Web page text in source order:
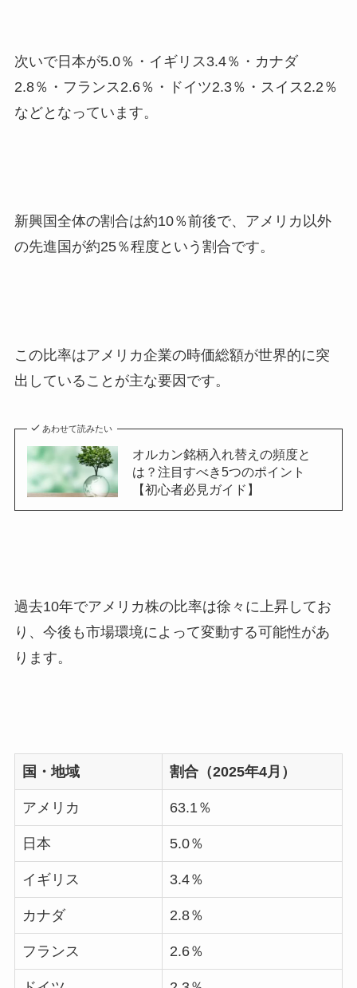
次いで日本が5.0％・イギリス3.4％・カナダ
2.8％・フランス2.6％・ドイツ2.3％・スイス2.2％
などとなっています。
新興国全体の割合は約10％前後で、アメリカ以外
の先進国が約25％程度という割合です。
この比率はアメリカ企業の時価総額が世界的に突
出していることが主な要因です。
あわせて読みたい
オルカン銘柄入れ替えの頻度と
は？注目すべき5つのポイント
【初心者必見ガイド】
過去10年でアメリカ株の比率は徐々に上昇してお
り、今後も市場環境によって変動する可能性があ
ります。
国・地域 割合（2025年4月）
アメリカ 63.1％
日本 5.0％
イギリス 3.4％
カナダ 2.8％
フランス 2.6％